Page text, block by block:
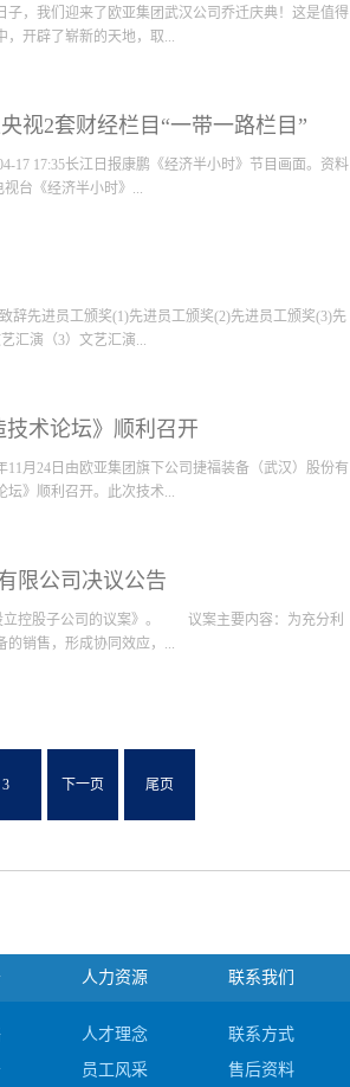
子，我们迎来了欧亚集团武汉公司乔迁庆典！这是值得
，开辟了崭新的天地，取...
司向给予武汉公司大力支持和帮助的各级政府、业务
址，预示着公司未来美好的发展前景，我们将以武汉
宽公司产品的维度，深挖市场潜力，盘活资金，增加
各公司克服了重重困难。从2020年年初到目前，新冠
视2套财经栏目“一带一路栏目”
17 17:35长江日报康鹏《经济半小时》节目画面。资料
台《经济半小时》...
。捷福装备公司位于武汉开发区。“我们研发、生产
长李贵生向长江日报记者介绍。捷福公司董事长李贵
90年代，李贵生跟随新生的神龙公司来到武汉，从事
等世界知名汽车品牌。在捷福装备公司，设计人员正
辞先进员工颁奖(1)先进员工颁奖(2)先进员工颁奖(3)先
汇演（3）文艺汇演...
术论坛》顺利召开
月24日由欧亚集团旗下公司捷福装备（武汉）股份有
坛》顺利召开。此次技术...
，让大家更清晰了解的汽车白车身智能制造技术的现
司的最新技术、产品以及在国内外实际应用情况，得
结交更多的朋友，为公司未来的发展奠定良好的基
限公司决议公告
立控股子公司的议案》。 议案主要内容：为充分利
的销售，形成协同效应，...
3 下一页 尾页
人力资源
人才理念
员工风采
联系我们
联系方式
售后资料